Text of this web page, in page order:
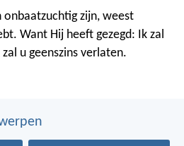
zijn, weest
Want Hij heeft gezegd: Ik zal
u geenszins verlaten.